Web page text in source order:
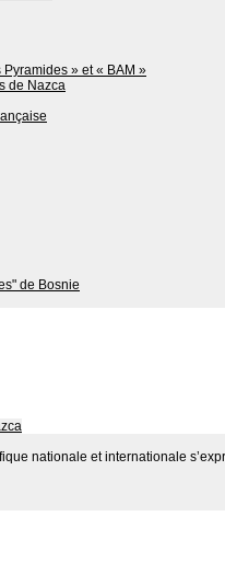
» et « BAM »
de Nazca
de Bosnie
nationale et internationale